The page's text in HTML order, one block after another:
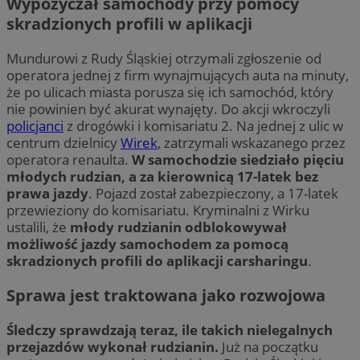
skradzionych profili w aplikacji
Mundurowi z Rudy Śląskiej otrzymali zgłoszenie od
operatora jednej z firm wynajmujących auta na minuty,
że po ulicach miasta porusza się ich samochód, który
nie powinien być akurat wynajęty. Do akcji wkroczyli
policjanci z drogówki i komisariatu 2. Na jednej z ulic w
centrum dzielnicyWirek, zatrzymali wskazanego przez
operatora renaulta. W samochodzie siedziało pięciu
młodych rudzian, a za kierownicą 17-latek bez
prawa jazdy. Pojazd został zabezpieczony, a 17-latek
przewieziony do komisariatu. Kryminalni z Wirku
ustalili, że młody rudzianin odblokowywał
możliwość jazdy samochodem za pomocą
skradzionych profili do aplikacji carsharingu.
Sprawa jest traktowana jako rozwojowa
Śledczy sprawdzają teraz, ile takich nielegalnych
przejazdów wykonał rudzianin. Już na początku